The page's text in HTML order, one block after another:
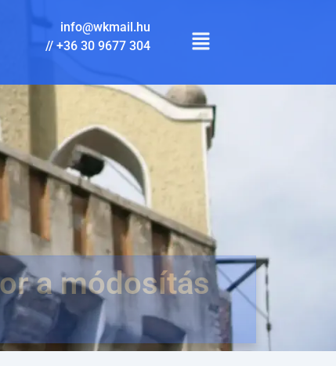
info@wkmail.hu
//+36 30 9677 304
a módosítás